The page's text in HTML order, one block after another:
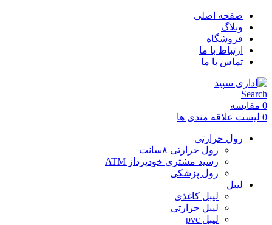
صفحه اصلی
وبلاگ
فروشگاه
ارتباط با ما
تماس با ما
Search
0 مقایسه
0 لیست علاقه مندی ها
رول حرارتی
رول حرارتی ۸سانت
رسید مشتری خودپرداز ATM
رول پزشکی
لیبل
لیبل کاغذی
لیبل حرارتی
لیبل pvc